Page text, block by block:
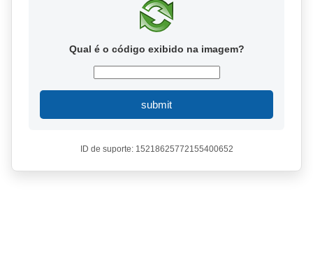
Qual é o código exibido na imagem?
submit
ID de suporte: 15218625772155400652